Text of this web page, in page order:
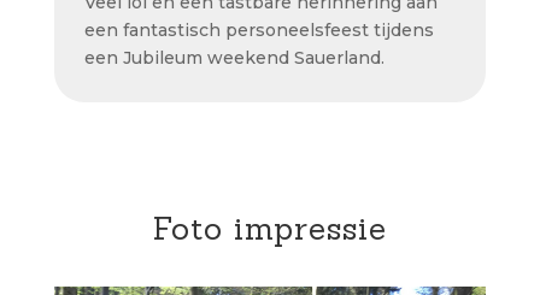
een fantastisch personeelsfeest tijdens
een Jubileum weekend Sauerland.
Foto impressie